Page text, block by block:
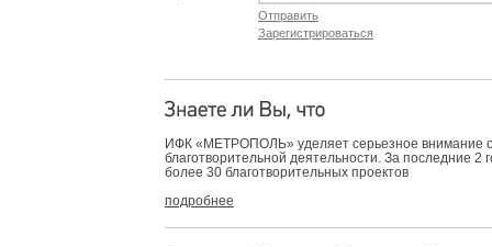
Отправить
Зарегистрироваться
ИФК «МЕТРОПОЛЬ» уделяет серьезное внимание
благотворительной деятельности. За последние 2
более 30 благотворительных проектов
подробнее